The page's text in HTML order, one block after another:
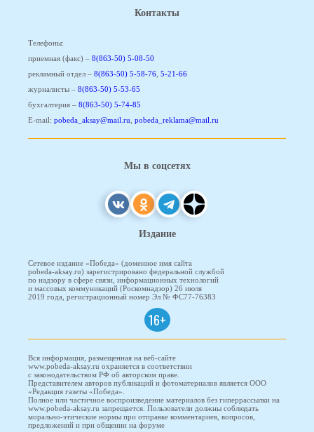
Контакты
Телефоны:
приемная (факс) – 8(863-50) 5-08-50
рекламный отдел – 8(863-50) 5-58-76 5-21-66
журналисты – 8(863-50) 5-53-65
бухгалтерия – 8(863-50) 5-74-85
E-mail: pobeda_aksay@mail.ru pobeda_reklama@mail.ru
Мы в соцсетях
Издание
Сетевое издание «Победа» (доменное имя сайта
pobeda-aksay.ru) зарегистрировано федеральной службой
по надзору в сфере связи, информационных технологий
и массовых коммуникаций (Роскомнадзор) 26 июля
2019 года, регистрационный номер Эл № ФС77-76383
16+
Вся информация, размещенная на веб-сайте
www.pobeda-aksay.ru охраняется в соответствии
с законодательством РФ об авторском праве.
Представителем авторов публикаций и фотоматериалов является ООО
«Редакция газеты «Победа».
Полное или частичное воспроизведение материалов без гиперрассылки на
www.pobeda-aksay.ru запрещается. Пользователи должны соблюдать
морально-этические нормы при отправке комментариев, вопросов,
предложений и при общении на форуме